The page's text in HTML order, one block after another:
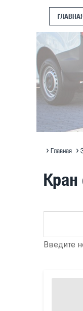
Главная
Кран
Введите